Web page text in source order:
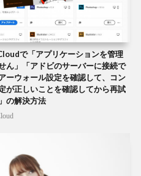
で「アプリケーションを管理
ん」「アドビのサーバーに接続で
ーウォール設定を確認して、コン
が正しいことを確認してから再試
の解決方法